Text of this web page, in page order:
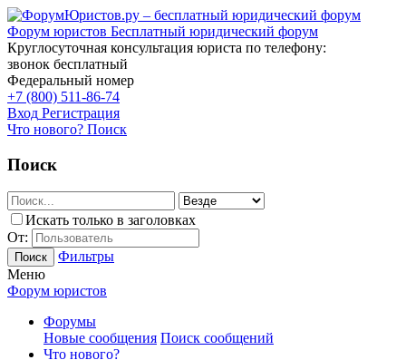
Форум юристов Бесплатный юридический форум
Круглосуточная консультация юриста по телефону:
звонок бесплатный
Федеральный номер
+7 (800) 511-86-74
Вход Регистрация
Что нового? Поиск
Поиск
Искать только в заголовках
От:
Поиск
Фильтры
Меню
Форум юристов
Форумы
Новые сообщения Поиск сообщений
Что нового?